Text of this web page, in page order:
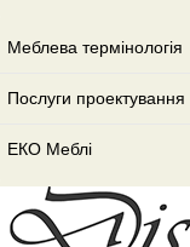
Меблева термінологія
Послуги проектування
ЕКО Меблі